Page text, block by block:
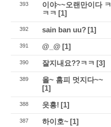
393
이야~~오랜만이다 ㅋ
ㅋㅋ [1]
392 sain ban uu? [1]
391 @_@ [1]
390 잘지내요??ㅋㅋ [3]
389
올~ 홈피 멋지다~~
[1]
388 읏흥! [1]
387 하이호~ [1]